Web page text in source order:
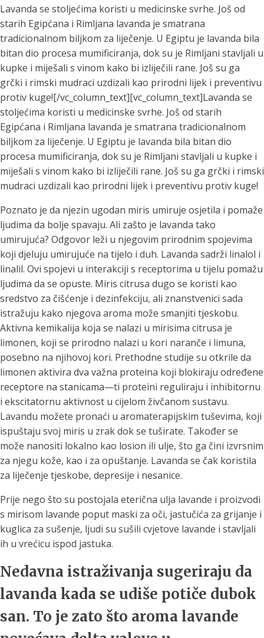
Lavanda se stoljećima koristi u medicinske svrhe. Još od
starih Egipćana i Rimljana lavanda je smatrana
tradicionalnom biljkom za liječenje. U Egiptu je lavanda bila
bitan dio procesa mumificiranja, dok su je Rimljani stavljali u
kupke i miješali s vinom kako bi izliječili rane. Još su ga
grčki i rimski mudraci uzdizali kao prirodni lijek i preventivu
protiv kuge![/vc_column_text][vc_column_text]Lavanda se
stoljećima koristi u medicinske svrhe. Još od starih
Egipćana i Rimljana lavanda je smatrana tradicionalnom
biljkom za liječenje. U Egiptu je lavanda bila bitan dio
procesa mumificiranja, dok su je Rimljani stavljali u kupke i
miješali s vinom kako bi izliječili rane. Još su ga grčki i rimski
mudraci uzdizali kao prirodni lijek i preventivu protiv kuge!
Poznato je da njezin ugodan miris umiruje osjetila i pomaže
ljudima da bolje spavaju. Ali zašto je lavanda tako
umirujuća? Odgovor leži u njegovim prirodnim spojevima
koji djeluju umirujuće na tijelo i duh. Lavanda sadrži linalol i
linalil. Ovi spojevi u interakciji s receptorima u tijelu pomažu
ljudima da se opuste. Miris citrusa dugo se koristi kao
sredstvo za čišćenje i dezinfekciju, ali znanstvenici sada
istražuju kako njegova aroma može smanjiti tjeskobu.
Aktivna kemikalija koja se nalazi u mirisima citrusa je
limonen, koji se prirodno nalazi u kori naranče i limuna,
posebno na njihovoj kori. Prethodne studije su otkrile da
limonen aktivira dva važna proteina koji blokiraju određene
receptore na stanicama—ti proteini reguliraju i inhibitornu
i ekscitatornu aktivnost u cijelom živčanom sustavu.
Lavandu možete pronaći u aromaterapijskim tuševima, koji
ispuštaju svoj miris u zrak dok se tuširate. Također se
može nanositi lokalno kao losion ili ulje, što ga čini izvrsnim
za njegu kože, kao i za opuštanje. Lavanda se čak koristila
za liječenje tjeskobe, depresije i nesanice.
Prije nego što su postojala eterična ulja lavande i proizvodi
s mirisom lavande poput maski za oči, jastučića za grijanje i
kuglica za sušenje, ljudi su sušili cvjetove lavande i stavljali
ih u vrećicu ispod jastuka.
Nedavna istraživanja sugeriraju da
lavanda kada se udiše potiče dubok
san. To je zato što aroma lavande